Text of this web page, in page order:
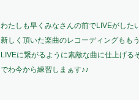
わたしも早くみなさんの前でLIVEがした
新しく頂いた楽曲のレコーディングもも
LIVEに繋がるように素敵な曲に仕上げる
でわ今から練習しまぁす♪♪